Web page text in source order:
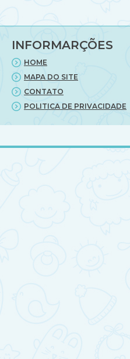
INFORMARÇÕES
HOME
MAPA DO SITE
CONTATO
POLITICA DE PRIVACIDADE